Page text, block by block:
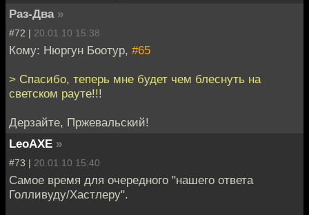
Раз-Два »
#72 | 20.01.10 15:38
Кому: Нюргун Боотур, #65
> Спасибо, теперь мне будет чем блеснуть на
светском рауте!!!
Дерзайте, Пржевальский!
LeoAXE »
#73 | 20.01.10 15:40
Самое время для очередного "нашего ответа
Голливуду/Хастлеру".